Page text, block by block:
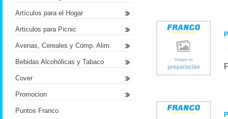
Artículos para el Hogar
Articulos para Picnic
Avenas, Cereales y Comp. Alim.
Bebidas Alcohólicas y Tabaco
Cover
Promocion
Puntos Franco